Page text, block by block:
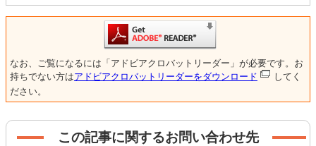
なお、ご覧になるには「アドビアクロバットリーダー」が必要です。お
持ちでない方はアドビアクロバットリーダーをダウンロード
してく
ださい。
この記事に関するお問い合わせ先